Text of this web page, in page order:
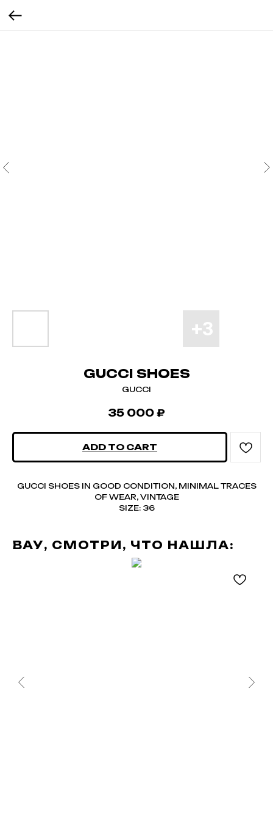
GUCCI SHOES
GUCCI
35 000 ₽
ADD TO CART
GUCCI SHOES IN GOOD CONDITION, MINIMAL TRACES
OF WEAR, VINTAGE
SIZE: 36
ВАУ, СМОТРИ, ЧТО НАШЛА: